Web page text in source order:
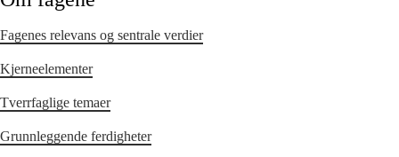
Fagenes relevans og sentrale verdier
Kjerneelementer
Tverrfaglige temaer
Grunnleggende ferdigheter